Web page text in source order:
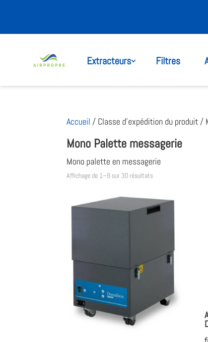
Extracteurs Filtres
Accueil / Classe d’expédition du produit /
Mono Palette messagerie
Mono palette en messagerie
Affichage de 1–9 sur 30 résultats